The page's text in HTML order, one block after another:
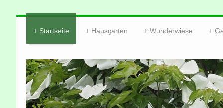
Startseite Hausgarten Wunderwiese